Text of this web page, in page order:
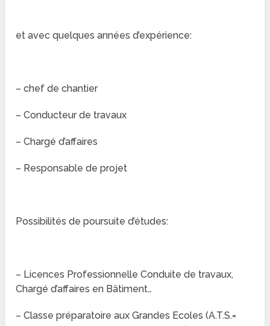
et avec quelques années d’expérience:
– chef de chantier
– Conducteur de travaux
– Chargé d’affaires
– Responsable de projet
Possibilités de poursuite d’études:
– Licences Professionnelle Conduite de travaux,
Chargé d’affaires en Bâtiment…
– Classe préparatoire aux Grandes Ecoles (A.T.S.=